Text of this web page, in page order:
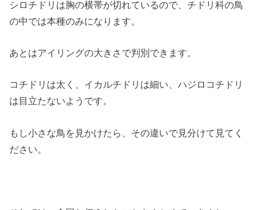
シロチドリは胸の横帯が切れているので、チドリ科の鳥
の中では本種のみになります。
あとはアイリングの大きさで判別できます。
コチドリは太く、イカルチドリは細い、ハジロコチドリ
は目立たないようです。
もし小さな鳥を見かけたら、その違いで見分けて見てく
ださい。